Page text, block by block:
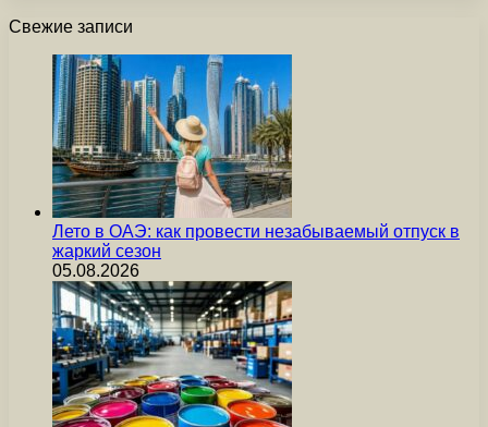
Свежие записи
Лето в ОАЭ: как провести незабываемый отпуск в
жаркий сезон
05.08.2026